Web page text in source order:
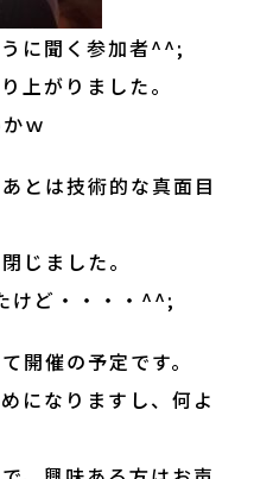
に聞く参加者^^;
上がりました。
ｗ
とは技術的な真面目
じました。
けど・・・・^^;
開催の予定です。
になりますし、何よ